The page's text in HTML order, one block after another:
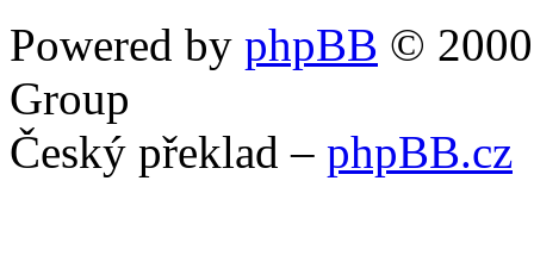
Powered by phpBB ©
Group
Český překlad – phpBB.cz